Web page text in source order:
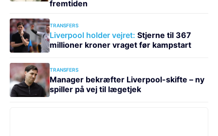
fremtiden
TRANSFERS
Liverpool holder vejret: Stjerne til 367
millioner kroner vraget før kampstart
TRANSFERS
Manager bekræfter Liverpool-skifte – ny
spiller på vej til lægetjek